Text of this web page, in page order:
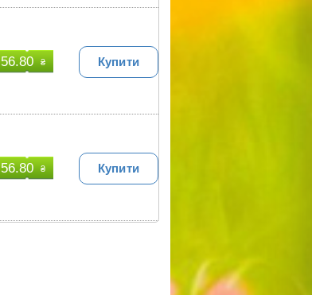
56.80 ₴ Купити
56.80 ₴ Купити